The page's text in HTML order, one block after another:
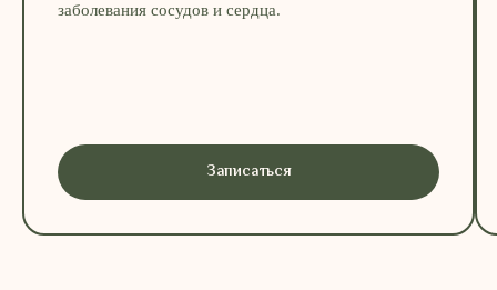
заболевания сосудов и сердца.
Записаться